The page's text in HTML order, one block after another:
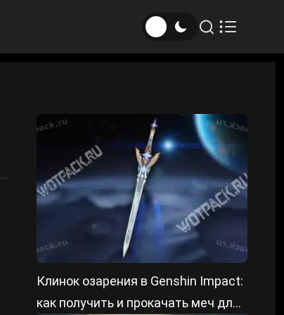
Клинок озарения в Genshin Impact:
как получить и прокачать меч для